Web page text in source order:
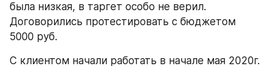
была низкая, в таргет особо не верил.
Договорились протестировать с бюджетом
5000 руб.
С клиентом начали работать в начале мая 2020г.